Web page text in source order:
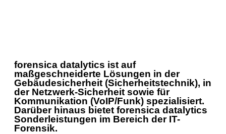
forensica datalytics ist auf
maßgeschneiderte Lösungen in der
Gebäudesicherheit (Sicherheitstechnik), in
der Netzwerk-Sicherheit sowie für
Kommunikation (VoIP/Funk) spezialisiert.
Darüber hinaus bietet forensica datalytics
Sonderleistungen im Bereich der IT-
Forensik.